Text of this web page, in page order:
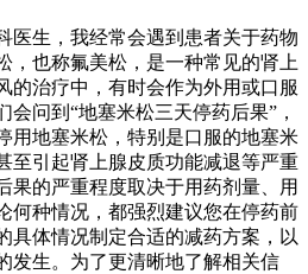
医生，我经常会遇到患者关于药物
，也称氟美松，是一种常见的肾上
的治疗中，有时会作为外用或口服
问到“地塞米松三天停药后果”，
用地塞米松，特别是口服的地塞米
至引起肾上腺皮质功能减退等严重
果的严重程度取决于用药剂量、用
何种情况，都强烈建议您在停药前
具体情况制定合适的减药方案，以
发生。为了更清晰地了解相关信